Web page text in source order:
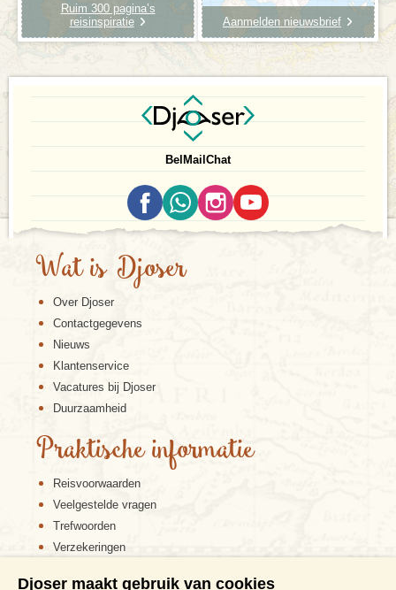
Ruim 300 pagina’s
reisinspiratie
Aanmelden nieuwsbrief
BelMailChat
Wat is Djoser
Over Djoser
Contactgegevens
Nieuws
Klantenservice
Vacatures bij Djoser
Duurzaamheid
Praktische informatie
Reisvoorwaarden
Veelgestelde vragen
Trefwoorden
Verzekeringen
Djoser maakt gebruik van cookies